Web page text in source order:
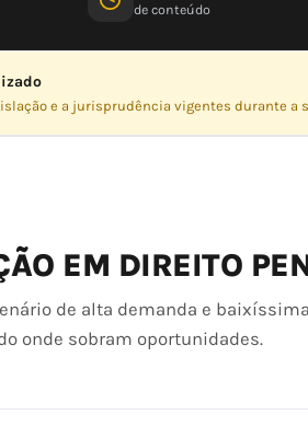
de conteúdo
e a jurisprudência vigentes durante a
EM DIREITO
de alta demanda e
onde sobram oportunidades.